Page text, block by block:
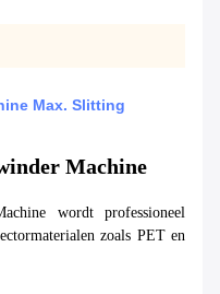
Max. Slitting
Machine
wordt professioneel
zoals PET en